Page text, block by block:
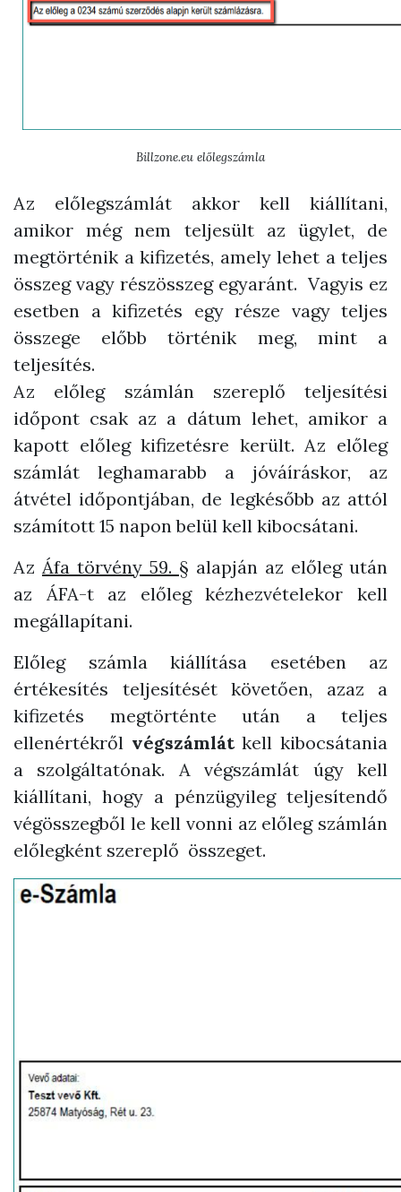
Billzone.eu előlegszámla
Az előlegszámlát akkor kell kiállítani,
amikor még nem teljesült az ügylet, de
megtörténik a kifizetés, amely lehet a teljes
összeg vagy részösszeg egyaránt. Vagyis ez
esetben a kifizetés egy része vagy teljes
összege előbb történik meg, mint a
teljesítés.
Az előleg számlán szereplő teljesítési
időpont csak az a dátum lehet, amikor a
kapott előleg kifizetésre került. Az előleg
számlát leghamarabb a jóváíráskor, az
átvétel időpontjában, de legkésőbb az attól
számított 15 napon belül kell kibocsátani.
Az Áfa törvény 59. § alapján az előleg után
az ÁFA-t az előleg kézhezvételekor kell
megállapítani.
Előleg számla kiállítása esetében az
értékesítés teljesítését követően, azaz a
kifizetés megtörténte után a teljes
ellenértékről végszámlátkell kibocsátania
a szolgáltatónak. A végszámlát úgy kell
kiállítani, hogy a pénzügyileg teljesítendő
végösszegből le kell vonni az előleg számlán
előlegként szereplő összeget.